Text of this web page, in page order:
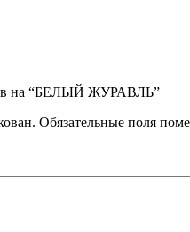
на “БЕЛЫЙ ЖУРАВЛЬ”
Обязательные поля